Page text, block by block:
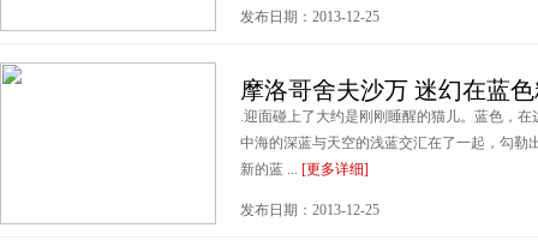
发布日期：2013-12-25
摩洛哥舍夫沙万 迷幻在蓝
.迎面碰上了大约是刚刚睡醒的猫儿。蓝色，
中海的深蓝与天空的浅蓝交汇在了一起，勾勒
新的蓝 ... [更多详细]
发布日期：2013-12-25